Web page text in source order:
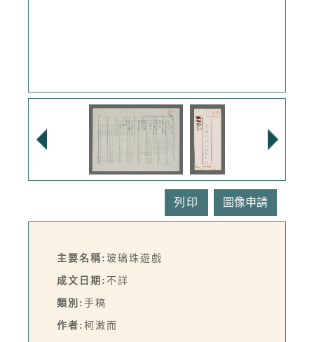
列印
主要名稱: 玻璃珠遊戲
成文日期: 不詳
類別: 手稿
作者: 柯潄而